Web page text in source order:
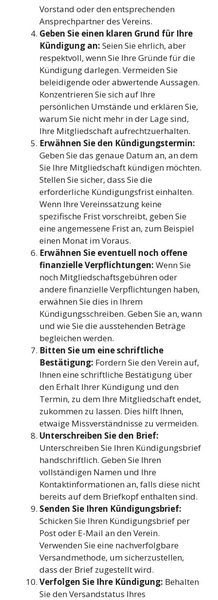
Vorstand oder den entsprechenden
Ansprechpartner des Vereins.
Geben Sie einen klaren Grund für Ihre
Kündigung an: Seien Sie ehrlich, aber
respektvoll, wenn Sie Ihre Gründe für die
Kündigung darlegen. Vermeiden Sie
beleidigende oder abwertende Aussagen.
Konzentrieren Sie sich auf Ihre
persönlichen Umstände und erklären Sie,
warum Sie nicht mehr in der Lage sind,
Ihre Mitgliedschaft aufrechtzuerhalten.
Erwähnen Sie den Kündigungstermin:
Geben Sie das genaue Datum an, an dem
Sie Ihre Mitgliedschaft kündigen möchten.
Stellen Sie sicher, dass Sie die
erforderliche Kündigungsfrist einhalten.
Wenn Ihre Vereinssatzung keine
spezifische Frist vorschreibt, geben Sie
eine angemessene Frist an, zum Beispiel
einen Monat im Voraus.
Erwähnen Sie eventuell noch offene
finanzielle Verpflichtungen: Wenn Sie
noch Mitgliedschaftsgebühren oder
andere finanzielle Verpflichtungen haben,
erwähnen Sie dies in Ihrem
Kündigungsschreiben. Geben Sie an, wann
und wie Sie die ausstehenden Beträge
begleichen werden.
Bitten Sie um eine schriftliche
Bestätigung: Fordern Sie den Verein auf,
Ihnen eine schriftliche Bestätigung über
den Erhalt Ihrer Kündigung und den
Termin, zu dem Ihre Mitgliedschaft endet,
zukommen zu lassen. Dies hilft Ihnen,
etwaige Missverständnisse zu vermeiden.
Unterschreiben Sie den Brief:
Unterschreiben Sie Ihren Kündigungsbrief
handschriftlich. Geben Sie Ihren
vollständigen Namen und Ihre
Kontaktinformationen an, falls diese nicht
bereits auf dem Briefkopf enthalten sind.
Senden Sie Ihren Kündigungsbrief:
Schicken Sie Ihren Kündigungsbrief per
Post oder E-Mail an den Verein.
Verwenden Sie eine nachverfolgbare
Versandmethode, um sicherzustellen,
dass der Brief zugestellt wird.
Verfolgen Sie Ihre Kündigung: Behalten
Sie den Versandstatus Ihres